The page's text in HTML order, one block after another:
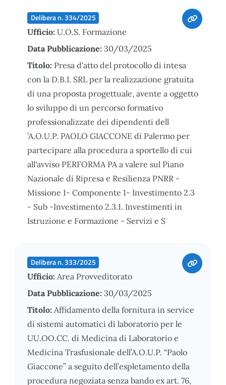
Delibera n. 334/2025
Ufficio: U.O.S. Formazione
Data Pubblicazione: 30/03/2025
Titolo: Presa d'atto del protocollo di intesa
con la D.B.I. SRL per la realizzazione gratuita
di una proposta progettuale, avente a oggetto
lo sviluppo di un percorso formativo
professionalizzate dei dipendenti dell
’A.O.U.P. PAOLO GIACCONE di Palermo per
partecipare alla procedura a sportello di cui
all'avviso PERFORMA PA a valere sul Piano
Nazionale di Ripresa e Resilienza PNRR -
Missione 1- Componente 1- Investimento 2.3
- Sub -Investimento 2.3.1. Investimenti in
Istruzione e Formazione - Servizi e S
Delibera n. 333/2025
Ufficio: Area Provveditorato
Data Pubblicazione: 30/03/2025
Titolo: Affidamento della fornitura in service
di sistemi automatici di laboratorio per le
UU.OO.CC. di Medicina di Laboratorio e
Medicina Trasfusionale dell’A.O.U.P. “Paolo
Giaccone” a seguito dell’espletamento della
procedura negoziata senza bando ex art. 76,